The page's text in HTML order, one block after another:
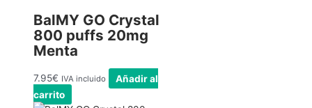
BalMY GO Crystal
800 puffs 20mg
Menta
7.95€ IVA incluido
Añadir al
carrito